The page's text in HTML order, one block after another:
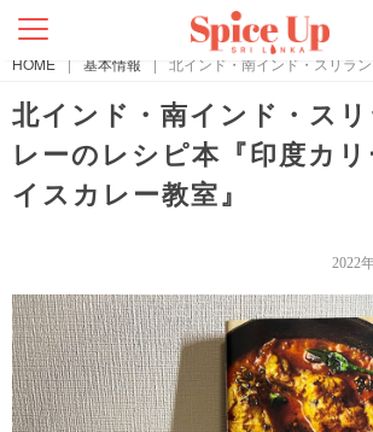
HOME | 基本情報 | 北インド・南インド・スリラ
北インド・南インド・ス
レーのレシピ本『印度カ
イスカレー教室』
2022